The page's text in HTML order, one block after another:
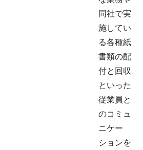
同社で実
施してい
る各種紙
書類の配
付と回収
といった
従業員と
のコミュ
ニケー
ションを